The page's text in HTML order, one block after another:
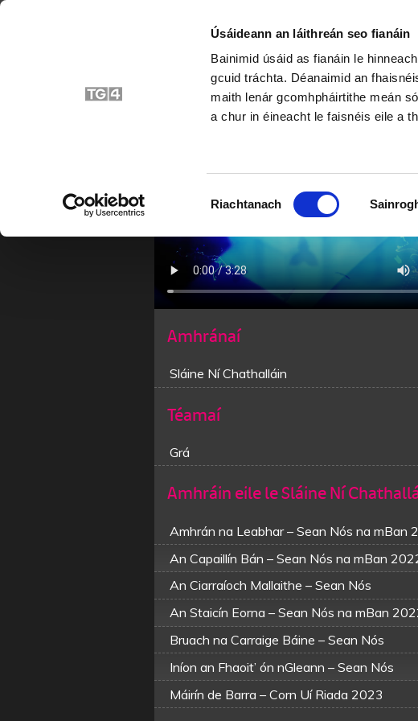
Úsáideann an láithreán seo fianáin
Bainimid úsáid as fianáin le
gcuid tráchta. Déanaimid an
maith lenár gcomhpháirtithe meán
a chur in éineacht le faisnéis eile a
Riachtanach
An
Amhránaí
Sláine Ní Chathalláin
Téamaí
Grá
Amhráin eile le Sláine Ní
Amhrán na Leabhar – Sean Nós na mBan
An Capaillín Bán – Sean Nós na mBan
An Ciarraíoch Mallaithe – Sean Nós
An Staicín Eorna – Sean Nós na mBan
Bruach na Carraige Báine – Sean Nós
Iníon an Fhaoit’ ón nGleann – Sean Nós
Máirín de Barra – Corn Uí Riada 2023